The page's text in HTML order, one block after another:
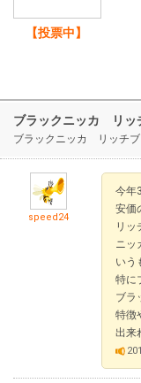
【投票中】
ブラックニッカ リッ
ブラックニッカ リッチブ
speed24
今年
安価
リッ
ニッ
いう
特に
ブラ
特徴
出来